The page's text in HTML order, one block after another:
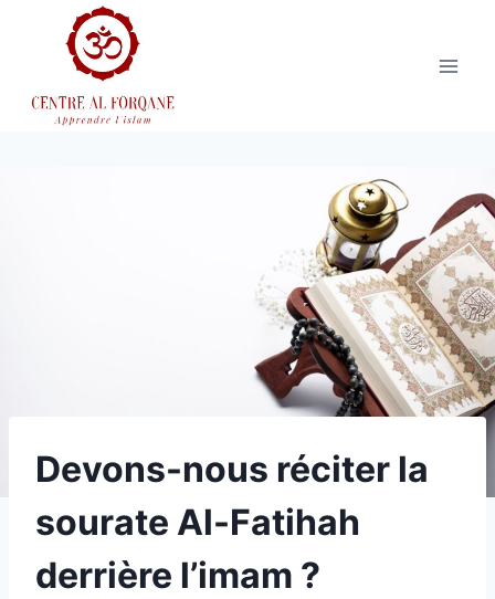
Devons-nous réciter la
sourate Al-Fatihah
derrière l’imam ?